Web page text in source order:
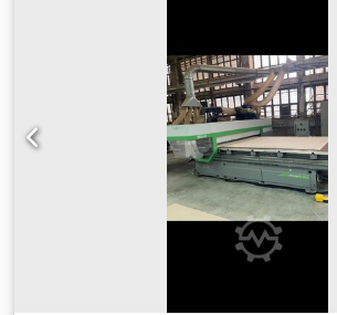
promjena alata 7 položaja na radnoj glavi
s 20 vretena raspoređenih na sljedeći
osi 7 okomito u Y osi 4 vodoravno u X osi
osna pila za utor 120 mm Sigurnosni
110 m3 / h vakuum pumpa Oznaka CE
Tehničke specifikacije podložne
Dwedpjggxihefx Aqwea